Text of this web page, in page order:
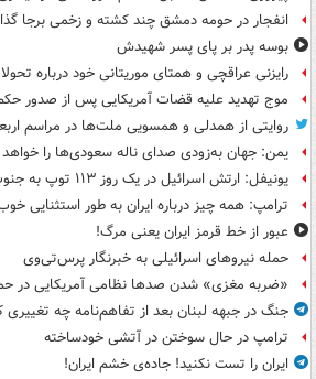
انفجار در حومه دمشق چند کشته و زخمی برجا
بوسه‌ پدر بر پای پسر شهیدش
رایزنی عراقچی و همتای موریتانی خود درباره
موج تهدید علیه قضات آمریکایی پس از صدور
روایتی از همدلی و همسویی ملت‌ها در مراسم
یمن: جهان به‌زودی صدای ناله سعودی‌ها را
یونیفل: ارتش اسرائیل در یک روز ۱۱۳ توپ به جنوب لبنان شلیک کرده است
ترامپ: همه چیز درباره ایران به طور استثنایی
عبور از خط قرمز ایران یعنی مرگ!
حمله نیروهای اسرائیلی به خبرنگار پرس‌تی‌وی
«ضربه مغزی» شدن صدها نظامی آمریکایی در
جنگ در جبهه لبنان بعد از تفاهم‌نامه چه تغییری
ترامپ در حال سوختن در آتشی خودساخته
ایران را تست نکنید! جاده‌ی خشم ایران!